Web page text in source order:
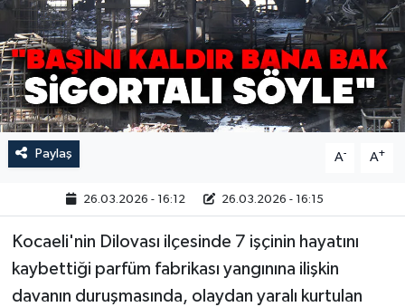
Paylaş A- A+
26.03.2026 - 16:12 26.03.2026 - 16:15
Kocaeli'nin Dilovası ilçesinde 7 işçinin hayatını
kaybettiği parfüm fabrikası yangınına ilişkin
davanın duruşmasında, olaydan yaralı kurtulan